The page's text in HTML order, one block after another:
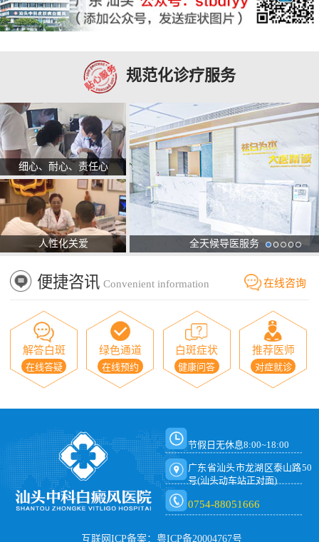
规范化诊疗服务
细心、耐心、责任心
人性化关爱 全天候导医服务
便捷咨讯 Convenient information 在线咨询
解答白斑
在线答疑
绿色通道
在线预约
白斑症状
健康问答
推荐医师
对症就诊
节假日无休息8:00~18:00
广东省汕头市龙湖区泰山路50
号(汕头动车站正对面)
0754-88051666
互联网ICP备案：粤ICP备20004767号